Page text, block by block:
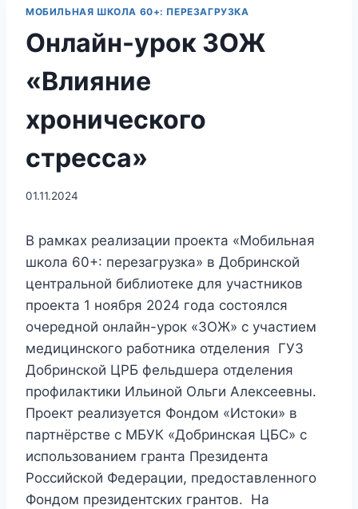
МОБИЛЬНАЯ ШКОЛА 60+: ПЕРЕЗАГРУЗКА
Онлайн-урок ЗОЖ
«Влияние
хронического
стресса»
01.11.2024
В рамках реализации проекта «Мобильная
школа 60+: перезагрузка» в Добринской
центральной библиотеке для участников
проекта 1 ноября 2024 года состоялся
очередной онлайн-урок «ЗОЖ» с участием
медицинского работника отделения ГУЗ
Добринской ЦРБ фельдшера отделения
профилактики Ильиной Ольги Алексеевны.
Проект реализуется Фондом «Истоки» в
партнёрстве с МБУК «Добринская ЦБС» с
использованием гранта Президента
Российской Федерации, предоставленного
Фондом президентских грантов. На